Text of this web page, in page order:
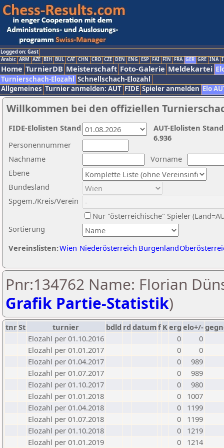
Logged on: Gast
Arabic ARM AZE BIH BUL CAT CHN CRO CZE DEN ENG ESP FAI FIN FRA GER GRE INA
Home TurnierDB Meisterschaft Foto-Galerie Meldekartei
Turnierschach-Elozahl Schnellschach-Elozahl
Allgemeines Turnier anmelden: AUT FIDE Spieler anmelden Elo
Willkommen bei den offiziellen
Nachname
Vorname
Ebene
Sortierung
Personennummer
Bundesland
Spgem./Kreis/Verein
Nur "österreichische" Spieler
Vereinslisten:Wien Niederösterreich Burgenland
AUT-Elolisten
6.936
FIDE-Elolisten Stand
Pnr:134762 Name: Florian
Grafik Partie-Statistik)
tnrSt turnier bdld rd datumf Kerg elo+/-
Elozahl per 01.10.2016
0
0
Elozahl per 01.01.2017
0
0
Elozahl per 01.04.2017
0
989
Elozahl per 01.07.2017
0
989
Elozahl per 01.10.2017
0
980
Elozahl per 01.01.2018
0
1007
Elozahl per 01.04.2018
0
1199
Elozahl per 01.07.2018
0
1199
Elozahl per 01.10.2018
0
1219
Elozahl per 01.01.2019
0
1214